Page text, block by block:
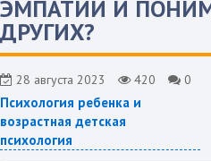
ЭМПАТИИ И
ДРУГИХ?
28 августа 2023 420 0
Психология ребенка и
возрастная детская
психология